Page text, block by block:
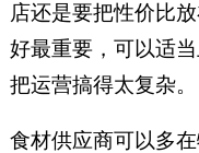
店还是要把性价比
好最重要，可以适
把运营搞得太复杂。
食材供应商可以多